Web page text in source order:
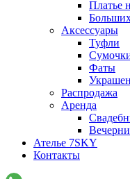
Платье
Аксессуары
Туфли
Фаты
Распродажа
Аренда
Ателье 7SKY
Контакты